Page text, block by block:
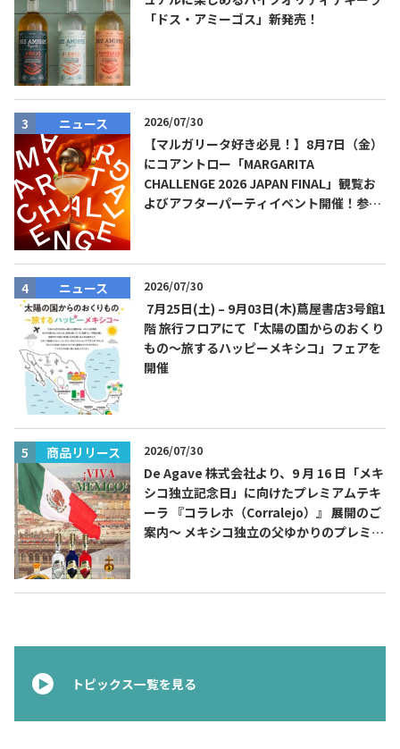
「ドス・アミーゴス」新発売！
ニュース 2026/07/30
【マルガリータ好き必見！】8月7日（金）
にコアントロー「MARGARITA
CHALLENGE 2026 JAPAN FINAL」観覧お
よびアフターパーティイベント開催！参加
ニュース 2026/07/30
7月25日(土) – 9月03日(木)蔦屋書店3号館1
階 旅行フロアにて「太陽の国からのおくり
もの～旅するハッピーメキシコ」フェアを
開催
商品リリース 2026/07/30
De Agave 株式会社より、9 月 16 日「メキ
シコ独立記念日」に向けたプレミアムテキ
ーラ 『コラレホ（Corralejo）』 展開のご
案内〜 メキシコ独立の父ゆかりのプレミア
トピックス一覧を見る